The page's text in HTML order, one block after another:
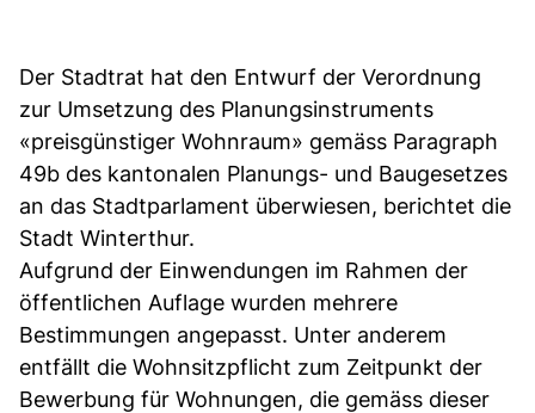
Der Stadtrat hat den Entwurf der Verordnung
zur Umsetzung des Planungsinstruments
«preisgünstiger Wohnraum» gemäss Paragraph
49b des kantonalen Planungs- und Baugesetzes
an das Stadtparlament überwiesen, berichtet die
Stadt Winterthur.
Aufgrund der Einwendungen im Rahmen der
öffentlichen Auflage wurden mehrere
Bestimmungen angepasst. Unter anderem
entfällt die Wohnsitzpflicht zum Zeitpunkt der
Bewerbung für Wohnungen, die gemäss dieser